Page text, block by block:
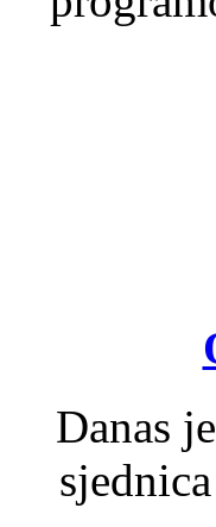
Danas